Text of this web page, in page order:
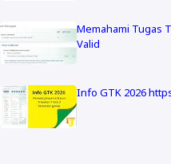
Memahami Tugas
Valid
Info GTK 2026